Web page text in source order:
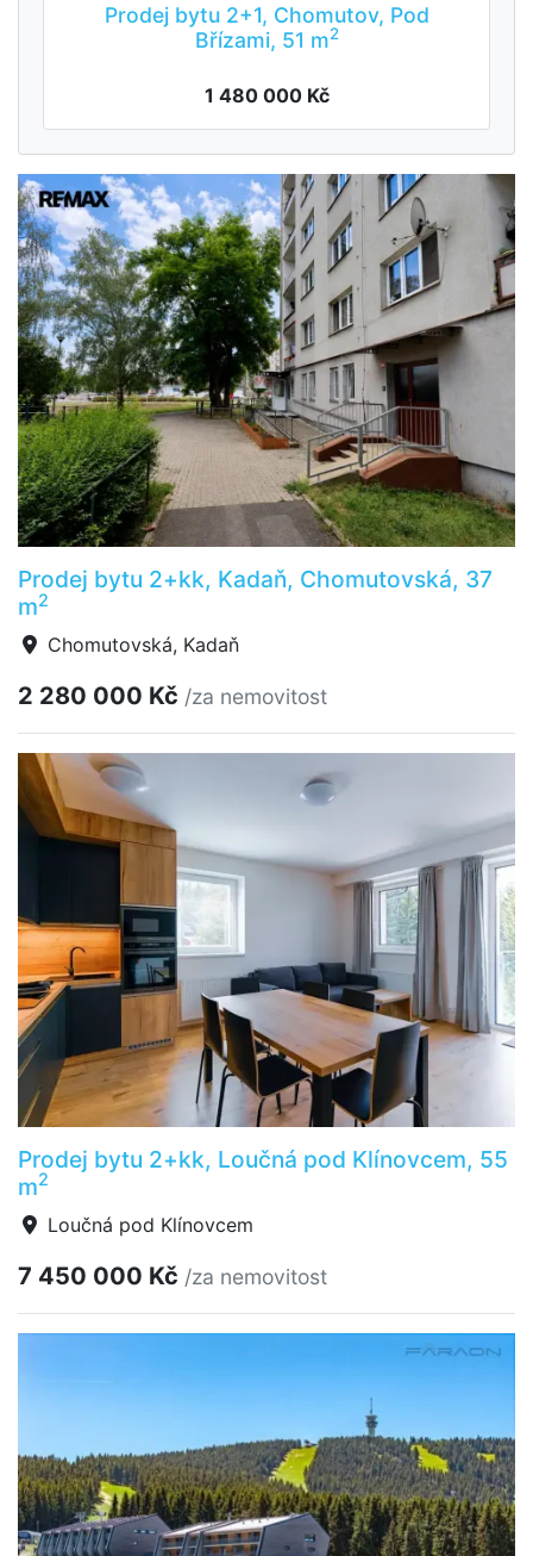
Prodej bytu 2+1, Chomutov, Pod
Břízami, 51 m2
1 480 000 Kč
Prodej bytu 2+kk, Kadaň, Chomutovská, 37
m2
Chomutovská, Kadaň
2 280 000 Kč /za nemovitost
Prodej bytu 2+kk, Loučná pod Klínovcem, 55
m2
Loučná pod Klínovcem
7 450 000 Kč /za nemovitost